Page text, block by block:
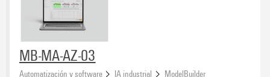
MB-MA-AZ-03
Automatización y software IA industrial
ModelBuilder